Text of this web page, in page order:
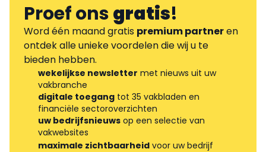
Proef onsgratis!
Word één maand gratis premium partneren
ontdek alle unieke voordelen die wij u te
bieden hebben.
wekelijkse newsletter met nieuws uit uw
vakbranche
digitale toegang tot 35 vakbladen en
financiële sectoroverzichten
uw bedrijfsnieuws op een selectie van
vakwebsites
maximale zichtbaarheid voor uw bedrijf